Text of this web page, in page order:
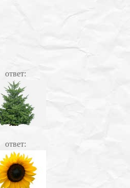
ответ:
ответ: